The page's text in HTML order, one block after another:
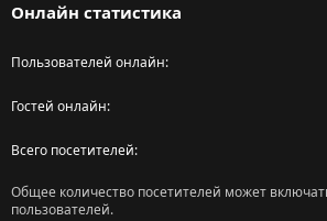
Онлайн статистика
Пользователей онлайн
Гостей онлайн
Всего посетителей
Общее количество посетителей может
пользователей.